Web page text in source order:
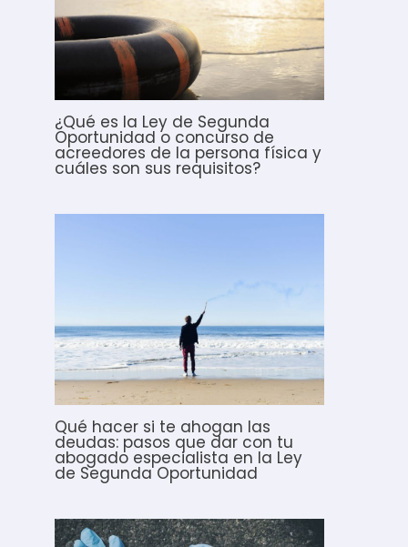
¿Qué es la Ley de Segunda
Oportunidad o concurso de
acreedores de la persona física y
cuáles son sus requisitos?
Qué hacer si te ahogan las
deudas: pasos que dar con tu
abogado especialista en la Ley
de Segunda Oportunidad